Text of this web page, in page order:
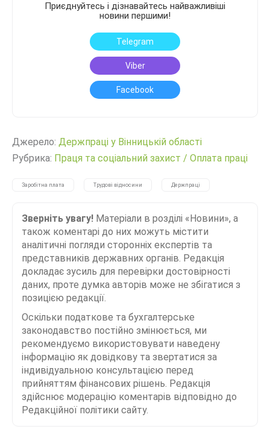
Приєднуйтесь і дізнавайтесь найважливіші
новини першими!
Telegram
Viber
Facebook
Джерело: Держпраці у Вінницькій області
Рубрика: Праця та соціальний захист / Оплата праці
Заробітна плата Трудові відносини Держпраці
Зверніть увагу! Матеріали в розділі «Новини», а
також коментарі до них можуть містити
аналітичні погляди сторонніх експертів та
представників державних органів. Редакція
докладає зусиль для перевірки достовірності
даних, проте думка авторів може не збігатися з
позицією редакції.
Оскільки податкове та бухгалтерське
законодавство постійно змінюється, ми
рекомендуємо використовувати наведену
інформацію як довідкову та звертатися за
індивідуальною консультацією перед
прийняттям фінансових рішень. Редакція
здійснює модерацію коментарів відповідно до
Редакційної політики сайту.